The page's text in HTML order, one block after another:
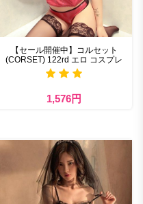
【セール開催中】コルセット
(CORSET) 122rd エロ コスプレ
1,576円